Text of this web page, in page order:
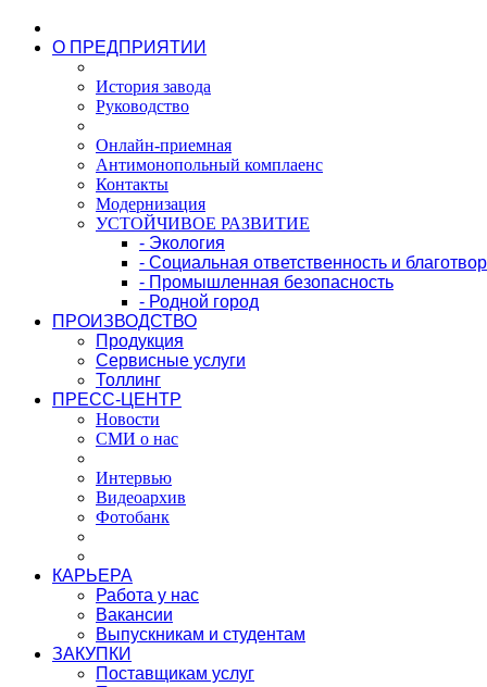
О ПРЕДПРИЯТИИ
История завода
Руководство
Онлайн-приемная
Антимонопольный комплаенс
Контакты
Модернизация
УСТОЙЧИВОЕ РАЗВИТИЕ
- Экология
- Социальная ответственность и
- Промышленная безопасность
- Родной город
ПРОИЗВОДСТВО
Продукция
Сервисные услуги
Толлинг
ПРЕСС-ЦЕНТР
Новости
СМИ о нас
Интервью
Видеоархив
Фотобанк
КАРЬЕРА
Работа у нас
Вакансии
Выпускникам и студентам
ЗАКУПКИ
Поставщикам услуг